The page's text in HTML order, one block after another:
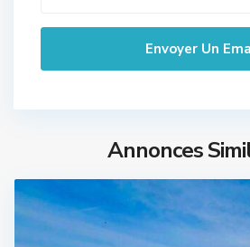
Annonces